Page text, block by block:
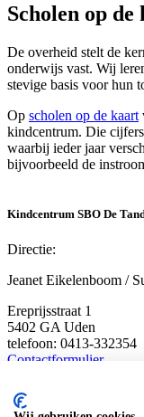
Scholen op de
De overheid stelt de
onderwijs vast. Wij
stevige basis voor hun
Op scholen op de kaart
kindcentrum. Die
waarbij ieder jaar
bijvoorbeeld de
Kindcentrum SBO De
Directie:
Jeanet Eikelenboom /
Ereprijsstraat 1
5402 GA Uden
telefoon: 0413-332354
Contactformulier
Kiem Kinderopvang